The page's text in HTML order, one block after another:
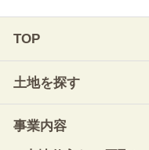
TOP
土地を探す
事業内容